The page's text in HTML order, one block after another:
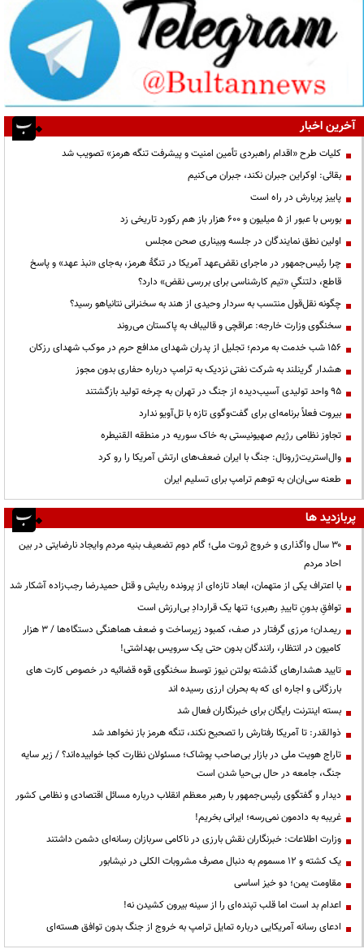
آخرین اخبار
کلیات طرح «اقدام راهبردی تأمین امنیت و پیشرفت تنگه هرمز» تصویب شد
بقائی: اوکراین جبران نکند، جبران می‌کنیم
پاییز پربارش در راه است
بورس با عبور از ۵ میلیون و ۶۰۰ هزار باز هم رکورد تاریخی زد
اولین نطق نمایندگان در جلسه وبیناری صحن مجلس
چرا رئیس‌جمهور در ماجرای نقض‌عهد آمریکا در تنگهٔ هرمز، به‌جای «نبذ عهد» و پاسخ
قاطع، دلتنگیِ «تیم کارشناسی برای بررسی نقض» دارد؟
چگونه نقل‌قول منتسب به سردار وحیدی از هند به سخنرانی نتانیاهو رسید؟
سخنگوی وزارت خارجه: عراقچی و قالیباف به پاکستان می‌روند
۱۵۶ شب خدمت به مردم؛ تجلیل از پدران شهدای مدافع حرم در موکب شهدای رزکان
هشدار گرینلند به شرکت نفتی نزدیک به ترامپ درباره حفاری بدون مجوز
95 واحد تولیدی آسیب‌دیده از جنگ در تهران به چرخه تولید بازگشتند
بیروت فعلاً برنامه‌ای برای گفت‌وگوی تازه با تل‌آویو ندارد
تجاوز نظامی رژیم صهیونیستی به خاک سوریه در منطقه القنیطره
وال‌استریت‌ژرونال: جنگ با ایران ضعف‌های ارتش آمریکا را رو کرد
طعنه سی‌ان‌ان به توهم ترامپ برای تسلیم ایران
پربازدید ها
۳۰ سال واگذاری و خروج ثروت ملی؛ گام دوم تضعیف بنیه مردم وایجاد نارضایتی در بین
احاد مردم
با اعتراف یکی از متهمان، ابعاد تازه‌ای از پرونده ربایش و قتل حمیدرضا رجب‌زاده آشکار شد
توافقِ بدونِ تاییدِ رهبری؛ تنها یک قراردادِ بی‌ارزش است
ریمـدان؛ مرزی گرفتار در صف، کمبود زیرساخت و ضعف هماهنگی دستگاه‌ها / ۳ هزار
کامیون در انتظار، رانندگان بدون حتی یک سرویس بهداشتی!
تایید هشدارهای گذشته بولتن نیوز توسط سخنگوی قوه قضائیه در خصوص کارت های
بارزگانی و اجاره ای که به بحران ارزی رسیده اند
بسته اینترنت رایگان برای خبرنگاران فعال شد
ذوالقدر: تا آمریکا رفتارش را تصحیح نکند، تنگه هرمز باز نخواهد شد
تاراج هویت ملی در بازار بی‌صاحب پوشاک؛ مسئولان نظارت کجا خوابیده‌اند؟ / زیر سایه
جنگ، جامعه در حال بی‌حیا شدن است
دیدار و گفتگوی رئیس‌جمهور با رهبر معظم انقلاب درباره مسائل اقتصادی و نظامی کشور
غریبه به دادمون نمی‌رسه؛ ایرانی بخریم!
وزارت اطلاعات: خبرنگاران نقش بارزی در ناکامی سربازان رسانه‌ای دشمن داشتند
یک کشته و ۱۲ مسموم به دنبال مصرف مشروبات الکلی در نیشابور
مقاومت یمن؛ دو خیز اساسی
اعدام بد است اما قلب تپنده‌ای را از سینه بیرون کشیدن نه!
ادعای رسانه آمریکایی درباره تمایل ترامپ به خروج از جنگ بدون توافق هسته‌ای